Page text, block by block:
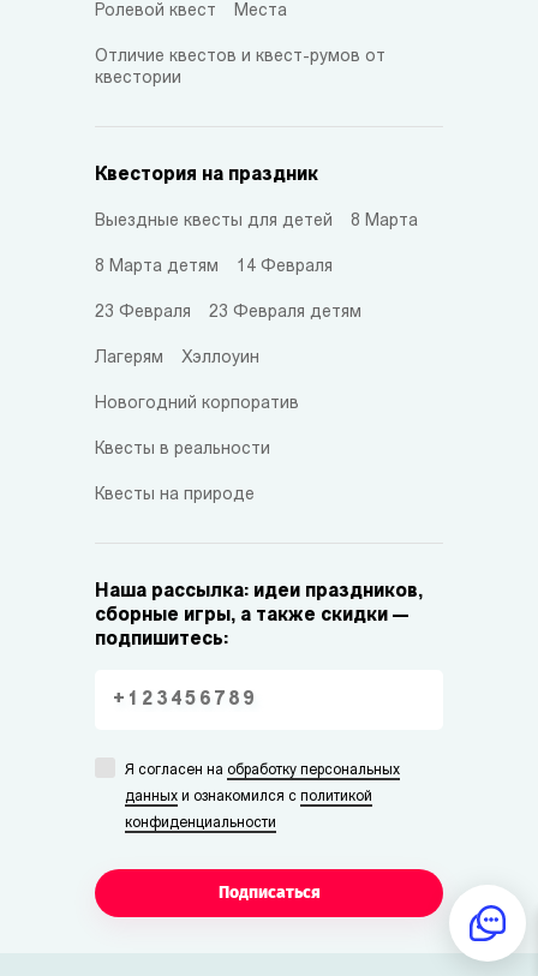
Ролевой квест Места
Отличие квестов и квест-румов от
квестории
Квестория на праздник
Выездные квесты для детей 8 Марта
8 Марта детям 14 Февраля
23 Февраля 23 Февраля детям
Лагерям Хэллоуин
Новогодний корпоратив
Квесты в реальности
Квесты на природе
Наша рассылка: идеи праздников,
сборные игры, а также скидки —
подпишитесь:
Я согласен на обработку персональных
данных и ознакомился с политикой
конфиденциальности
Подписаться